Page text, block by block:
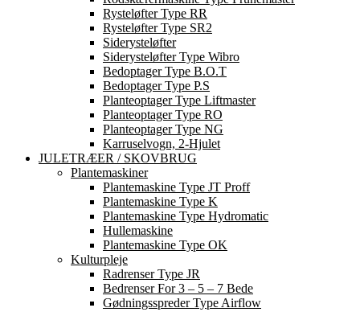
Rysteløfter Type RR
Rysteløfter Type SR2
Siderysteløfter
Siderysteløfter Type Wibro
Bedoptager Type B.O.T
Bedoptager Type P.S
Planteoptager Type Liftmaster
Planteoptager Type RO
Planteoptager Type NG
Karruselvogn, 2-Hjulet
JULETRÆER / SKOVBRUG
Plantemaskiner
Plantemaskine Type JT Proff
Plantemaskine Type K
Plantemaskine Type Hydromatic
Hullemaskine
Plantemaskine Type OK
Kulturpleje
Radrenser Type JR
Bedrenser For 3 – 5 – 7 Bede
Gødningsspreder Type Airflow